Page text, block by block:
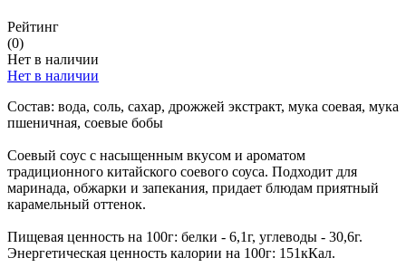
Рейтинг
(0)
Нет в наличии
Нет в наличии
Состав: вода, соль, сахар, дрожжей экстракт, мука соевая, мука
пшеничная, соевые бобы
Соевый соус с насыщенным вкусом и ароматом
традиционного китайского соевого соуса. Подходит для
маринада, обжарки и запекания, придает блюдам приятный
карамельный оттенок.
Пищевая ценность на 100г: белки - 6,1г, углеводы - 30,6г.
Энергетическая ценность калории на 100г: 151кКал.